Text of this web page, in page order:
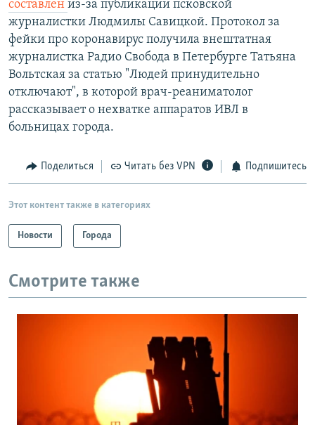
составлен из-за публикации псковской
журналистки Людмилы Савицкой. Протокол за
фейки про коронавирус получила внештатная
журналистка Радио Свобода в Петербурге Татьяна
Вольтская за статью "Людей принудительно
отключают", в которой врач-реаниматолог
рассказывает о нехватке аппаратов ИВЛ в
больницах города.
Поделиться Читать без VPN Подпишитесь
Этот контент также в категориях
Новости Города
Смотрите также